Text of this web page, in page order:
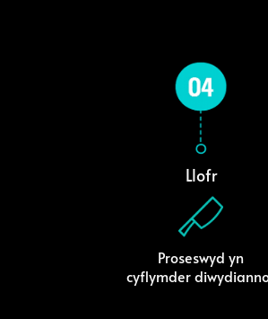
Llofr
Proseswyd yn
cyflymder